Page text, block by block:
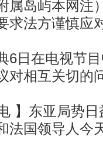
属岛屿本网注
求法方谨慎应
在电视节目
对相互关切的
东亚局势日
法国领导人今